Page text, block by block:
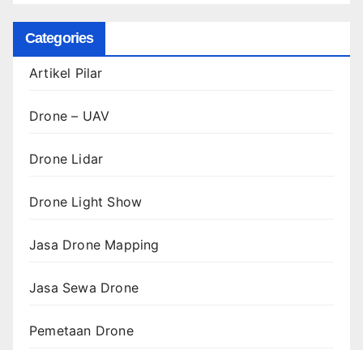
Categories
Artikel Pilar
Drone – UAV
Drone Lidar
Drone Light Show
Jasa Drone Mapping
Jasa Sewa Drone
Pemetaan Drone